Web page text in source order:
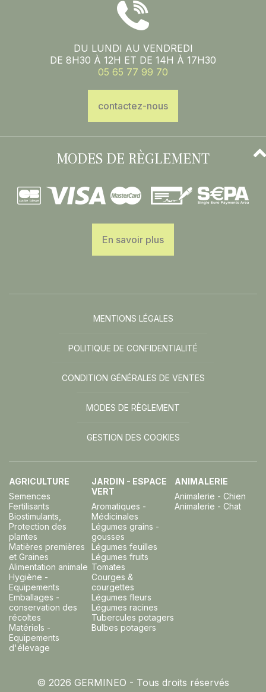
DU LUNDI AU VENDREDI
DE 8H30 À 12H ET DE 14H À 17H30
05 65 77 99 70
contactez-nous
MODES DE RÈGLEMENT
En savoir plus
MENTIONS LÉGALES
POLITIQUE DE CONFIDENTIALITÉ
CONDITION GÉNÉRALES DE VENTES
MODES DE RÈGLEMENT
GESTION DES COOKIES
AGRICULTURE
Semences
Fertilisants
Biostimulants,
Protection des
plantes
Matières premières
et Graines
Alimentation animale
Hygiène -
Equipements
Emballages -
conservation des
récoltes
Matériels -
Equipements
d'élevage
JARDIN - ESPACE
VERT
Aromatiques -
Médicinales
Légumes grains -
gousses
Légumes feuilles
Légumes fruits
Tomates
Courges &
courgettes
Légumes fleurs
Légumes racines
Tubercules potagers
Bulbes potagers
ANIMALERIE
Animalerie - Chien
Animalerie - Chat
© 2026 GERMINEO - Tous droits réservés